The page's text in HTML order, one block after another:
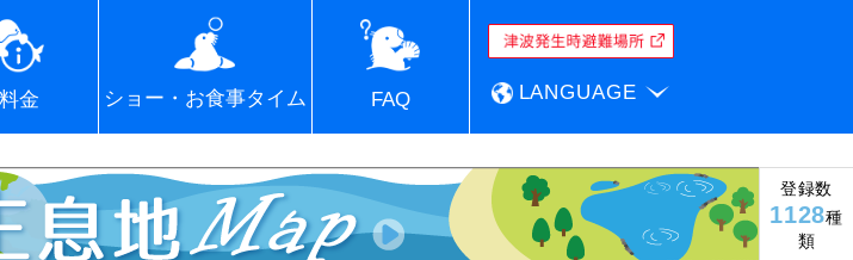
料金 ショー・お食事タイム FAQ LANGUAGE
登録数
1128種
類